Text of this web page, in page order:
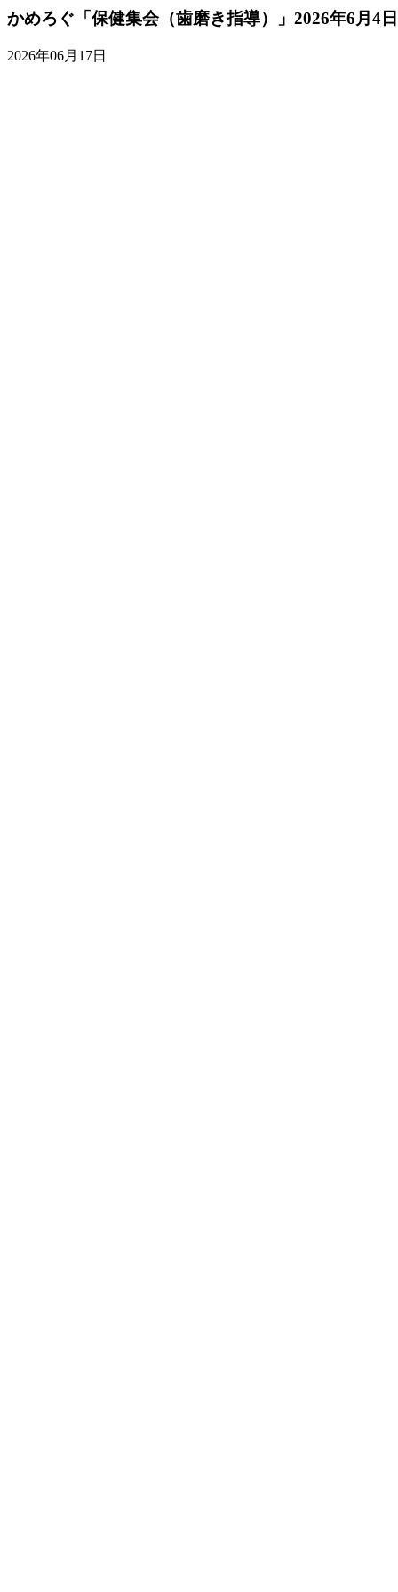
かめろぐ「保健集会（歯磨き指導）」2026年6月4
2026年06月17日